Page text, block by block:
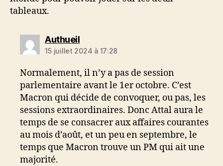
tableaux.
Authueildit :
15 juillet 2024 à 17:28
Normalement, il n’y a pas de session
parlementaire avant le 1er octobre. C’est
Macron qui décide de convoquer, ou pas, les
sessions extraordinaires. Donc Attal aura le
temps de se consacrer aux affaires courantes
au mois d’août, et un peu en septembre, le
temps que Macron trouve un PM qui ait une
majorité.